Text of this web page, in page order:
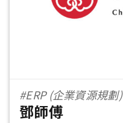
#ERP (企業資源規劃)
#1001-5000 員工數
鄧師傅